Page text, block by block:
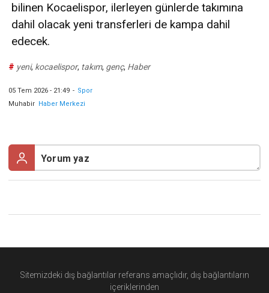
bilinen Kocaelispor, ilerleyen günlerde takımına
dahil olacak yeni transferleri de kampa dahil
edecek.
# yeni, kocaelispor, takım, genç, Haber
05 Tem 2026 - 21:49 - Spor
Muhabir
Haber Merkezi
Sitemizdeki dış bağlantılar referans amaçlıdır, dış bağlantıların
içeriklerinden